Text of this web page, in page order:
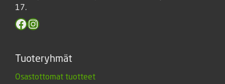
17.
Facebook
Instagram
Tuoteryhmät
Osastottomat tuotteet